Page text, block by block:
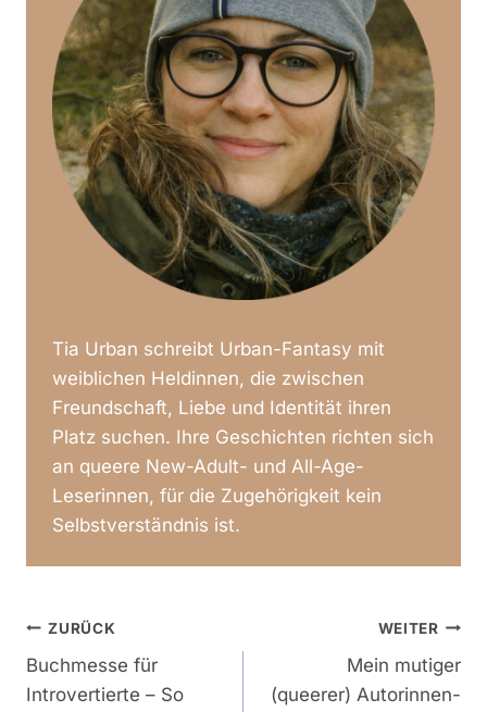
Tia Urban schreibt Urban-Fantasy mit
weiblichen Heldinnen, die zwischen
Freundschaft, Liebe und Identität ihren
Platz suchen. Ihre Geschichten richten sich
an queere New-Adult- und All-Age-
Leserinnen, für die Zugehörigkeit kein
Selbstverständnis ist.
Beitragsnavigation
ZURÜCK
Buchmesse für
Introvertierte – So
WEITER
Mein mutiger
(queerer) Autorinnen-